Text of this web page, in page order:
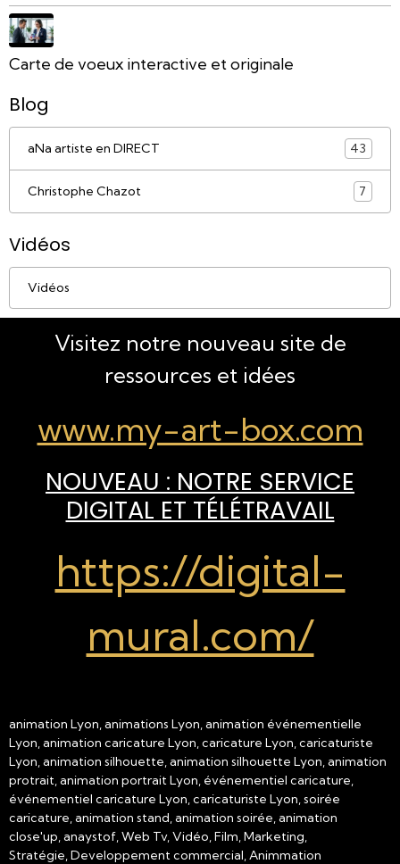
Carte de voeux interactive et originale
Blog
aNa artiste en DIRECT 43
Christophe Chazot 7
Vidéos
Vidéos
Visitez notre nouveau site de
ressources et idées
www.my-art-box.com
NOUVEAU : NOTRE SERVICE
DIGITAL ET TÉLÉTRAVAIL
https://digital-
mural.com/
animation Lyon, animations Lyon, animation événementielle
Lyon, animation caricature Lyon, caricature Lyon, caricaturiste
Lyon, animation silhouette, animation silhouette Lyon, animation
protrait, animation portrait Lyon, événementiel caricature,
événementiel caricature Lyon, caricaturiste Lyon, soirée
caricature, animation stand, animation soirée, animation
close'up, anaystof, Web Tv, Vidéo, Film, Marketing,
Stratégie, Developpement commercial, Animmation